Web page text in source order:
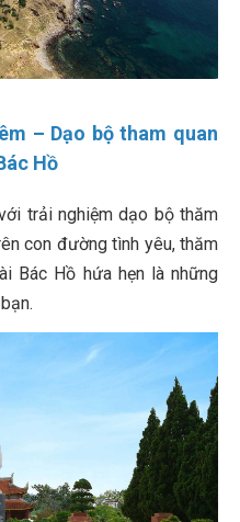
– Dạo bộ tham quan
Hồ
trải nghiệm dạo bộ thăm
con đường tình yêu, thăm
Bác Hồ hứa hẹn là những